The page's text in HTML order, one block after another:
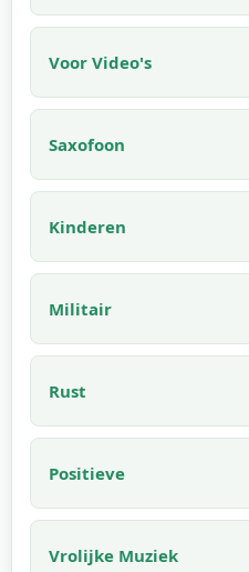
Voor Video's
Saxofoon
Kinderen
Militair
Rust
Positieve
Vrolijke Muziek